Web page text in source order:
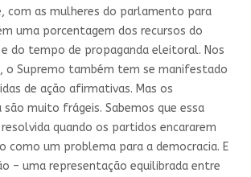
com as mulheres do parlamento para
uma porcentagem dos recursos do
e do tempo de propaganda eleitoral. Nos
Supremo também tem se manifestado
de ação afirmativas. Mas os
muito frágeis. Sabemos que essa
quando os partidos encararem
como um problema para a democracia. E
– uma representação equilibrada entre